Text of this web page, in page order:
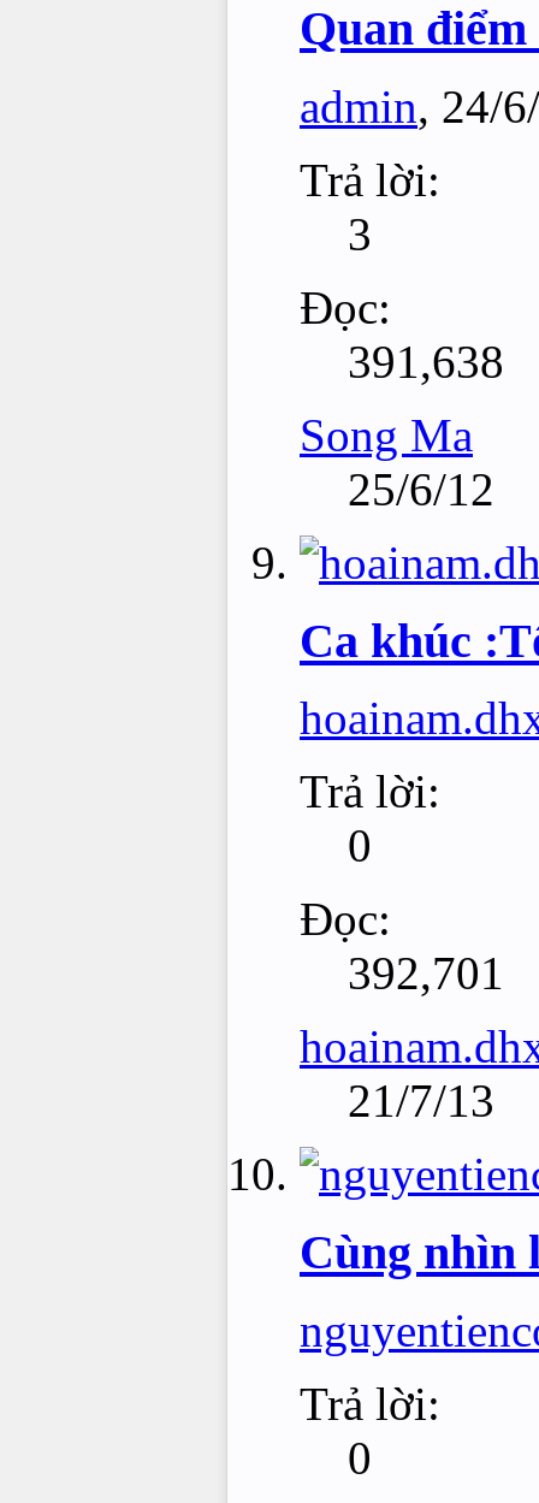
Quan
admin, 24/
Trả lời:
3
Đọc:
391,638
Song Ma
25/6/12
Ca khúc
Trả lời:
0
Đọc:
392,701
21/7/13
Cùng nhìn
Trả lời:
0